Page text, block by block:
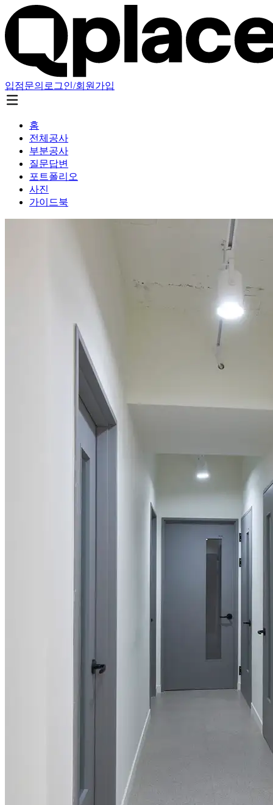
입점문의 로그인/회원가입
홈
전체공사
부분공사
질문답변
포트폴리오
사진
가이드북